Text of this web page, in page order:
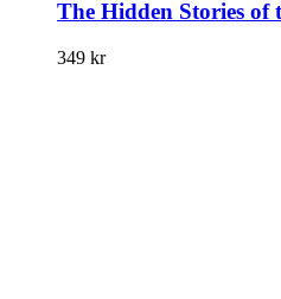
The Hidden Stories
349 kr